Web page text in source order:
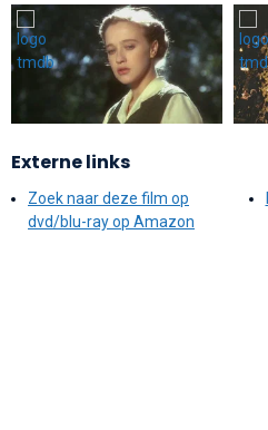
Externe links
Zoek naar deze film op
dvd/blu-ray op Amazon